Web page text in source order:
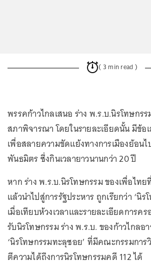
( 3 min read )
พรรคก้าวไกลเสนอ ร่าง พ.ร.บ.นิรโทษกร
สภาพิจารณา โดยในรายละเอียดนั้น มีข้อ
เพื่อสลายความขัดแย้งทางการเมืองย้อน
พันธมิตร ซึ่งกินเวลายาวนานกว่า 20 ปี
หาก ร่าง พ.ร.บ.นิรโทษกรรม ของเพื่อไทย
แล้วนำไปสู่การรัฐประหาร ถูกเรียกว่า ‘นิ
เมื่อเทียบห้วงเวลาและรายละเอียดการ
รับนิรโทษกรรม ร่าง พ.ร.บ. ของก้าวไกลอ
‘นิรโทษกรรมทะลุซอย’ ที่มีคณะกรรมกา
ตีความได้ถึงการนิรโทษกรรมคดี 112 ได้